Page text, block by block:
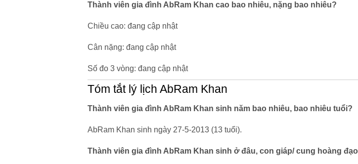
Thành viên gia đình AbRam Khan cao bao nhiêu, nặng bao nhiêu?
Chiều cao: đang cập nhật
Cân nặng: đang cập nhật
Số đo 3 vòng: đang cập nhật
Tóm tắt lý lịch AbRam Khan
Thành viên gia đình AbRam Khan sinh năm bao nhiêu, bao nhiêu tuổi?
AbRam Khan sinh ngày 27-5-2013 (13 tuổi).
Thành viên gia đình AbRam Khan sinh ở đâu, con giáp/ cung hoàng